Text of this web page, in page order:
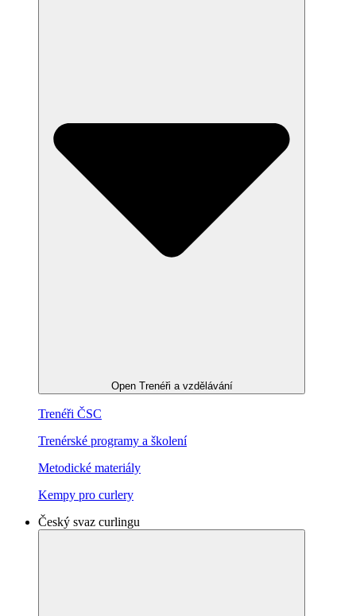
Open Trenéři a vzdělávání
Trenéři ČSC
Trenérské programy a školení
Metodické materiály
Kempy pro curlery
Český svaz curlingu